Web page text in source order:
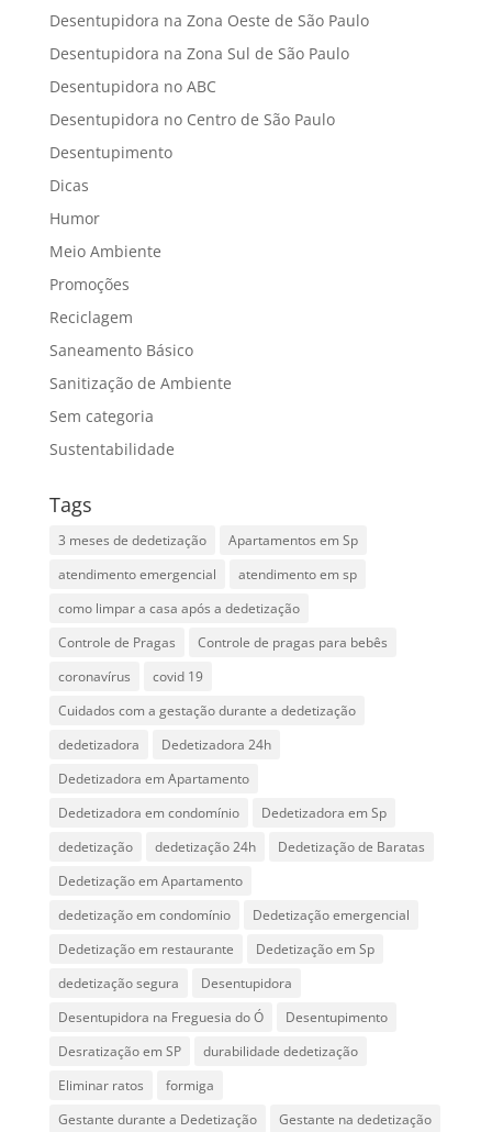
Desentupidora na Zona Oeste de São Paulo
Desentupidora na Zona Sul de São Paulo
Desentupidora no ABC
Desentupidora no Centro de São Paulo
Desentupimento
Dicas
Humor
Meio Ambiente
Promoções
Reciclagem
Saneamento Básico
Sanitização de Ambiente
Sem categoria
Sustentabilidade
Tags
3 meses de dedetização
Apartamentos em Sp
atendimento emergencial
atendimento em sp
como limpar a casa após a dedetização
Controle de Pragas
Controle de pragas para bebês
coronavírus
covid 19
Cuidados com a gestação durante a dedetização
dedetizadora
Dedetizadora 24h
Dedetizadora em Apartamento
Dedetizadora em condomínio
Dedetizadora em Sp
dedetização
dedetização 24h
Dedetização de Baratas
Dedetização em Apartamento
dedetização em condomínio
Dedetização emergencial
Dedetização em restaurante
Dedetização em Sp
dedetização segura
Desentupidora
Desentupidora na Freguesia do Ó
Desentupimento
Desratização em SP
durabilidade dedetização
Eliminar ratos
formiga
Gestante durante a Dedetização
Gestante na dedetização